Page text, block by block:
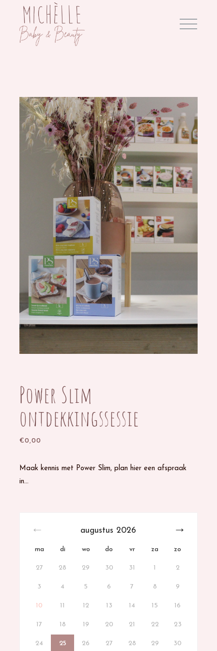
Power Slim
ontdekkingssessie
€0,00
Maak kennis met Power Slim, plan hier een afspraak
in…
augustus 2026
ma di wo do vr za zo
27 28 29 30 31 1 2
3 4 5 6 7 8 9
10 11 12 13 14 15 16
17 18 19 20 21 22 23
24 25 26 27 28 29 30